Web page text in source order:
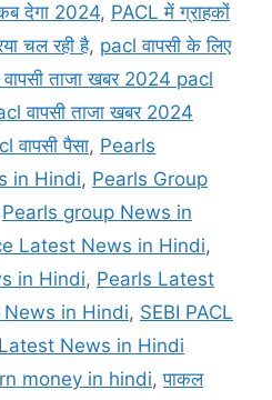
देगा 2024, PACL में ग्राहकों
चल रही है, pacl वापसी के लिए
ताजा खबर 2024 pacl
वापसी ताजा खबर 2024
वापसी पैसा, Pearls
in Hindi, Pearls Group
Pearls group News in
Latest News in Hindi,
in Hindi, Pearls Latest
News in Hindi, SEBI PACL
News in Hindi
money in hindi,पाकल